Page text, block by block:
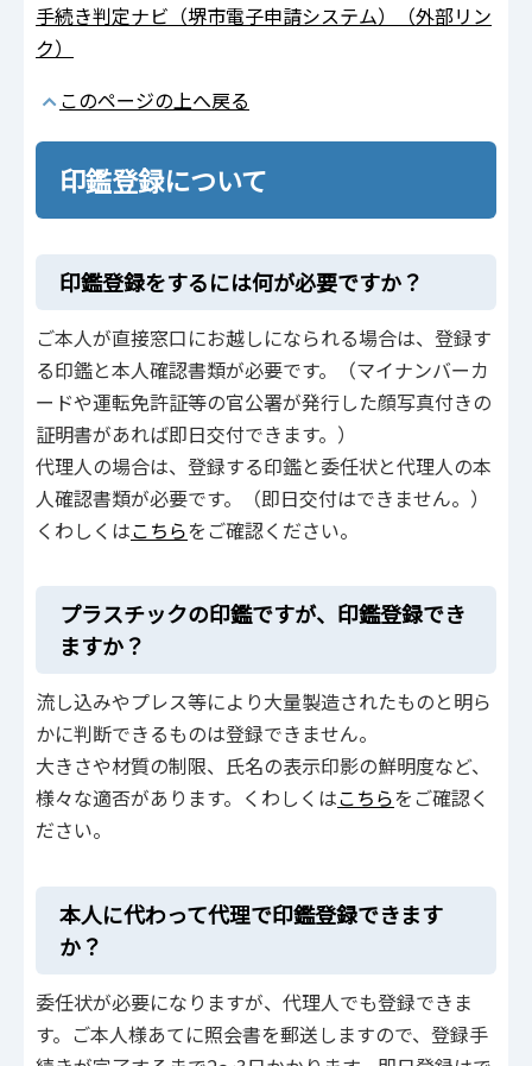
手続き判定ナビ（堺市電子申請システム）（外部リン
ク）
このページの上へ戻る
印鑑登録について
印鑑登録をするには何が必要ですか？
ご本人が直接窓口にお越しになられる場合は、登録す
る印鑑と本人確認書類が必要です。（マイナンバーカ
ードや運転免許証等の官公署が発行した顔写真付きの
証明書があれば即日交付できます。）
代理人の場合は、登録する印鑑と委任状と代理人の本
人確認書類が必要です。（即日交付はできません。）
くわしくはこちらをご確認ください。
プラスチックの印鑑ですが、印鑑登録でき
ますか？
流し込みやプレス等により大量製造されたものと明ら
かに判断できるものは登録できません。
大きさや材質の制限、氏名の表示印影の鮮明度など、
様々な適否があります。くわしくはこちらをご確認く
ださい。
本人に代わって代理で印鑑登録できます
か？
委任状が必要になりますが、代理人でも登録できま
す。ご本人様あてに照会書を郵送しますので、登録手